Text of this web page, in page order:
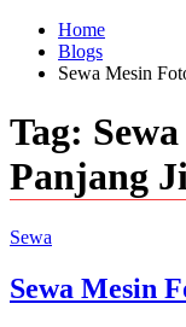
Home
Blogs
Sewa Mesin
Tag:
Panjang
Sewa
Sewa Mesin